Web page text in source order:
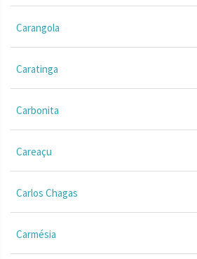
Carangola
Caratinga
Carbonita
Careaçu
Carlos Chagas
Carmésia